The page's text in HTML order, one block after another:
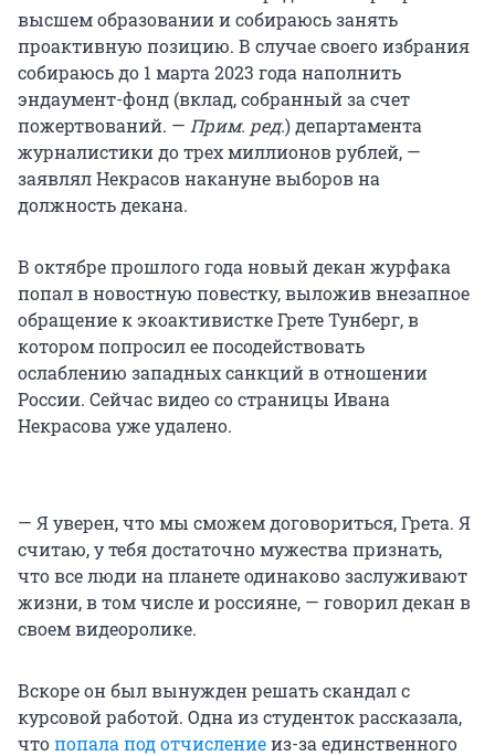
высшем образовании и собираюсь занять
проактивную позицию. В случае своего избрания
собираюсь до 1 марта 2023 года наполнить
эндаумент-фонд (вклад, собранный за счет
пожертвований. — Прим. ред.) департамента
журналистики до трех миллионов рублей, —
заявлял Некрасов накануне выборов на
должность декана.
В октябре прошлого года новый декан журфака
попал в новостную повестку, выложив внезапное
обращение к экоактивистке Грете Тунберг, в
котором попросил ее посодействовать
ослаблению западных санкций в отношении
России. Сейчас видео со страницы Ивана
Некрасова уже удалено.
— Я уверен, что мы сможем договориться, Грета. Я
считаю, у тебя достаточно мужества признать,
что все люди на планете одинаково заслуживают
жизни, в том числе и россияне, — говорил декан в
своем видеоролике.
Вскоре он был вынужден решать скандал с
курсовой работой. Одна из студенток рассказала,
чтопопала под отчислениеиз-за единственного